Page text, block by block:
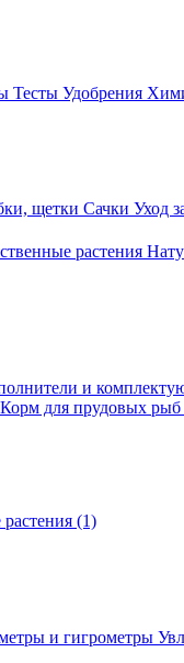
Тесты Удобрения
щетки Сачки Уход
растения
и
Корм для прудовых рыб
(1)
и гигрометры